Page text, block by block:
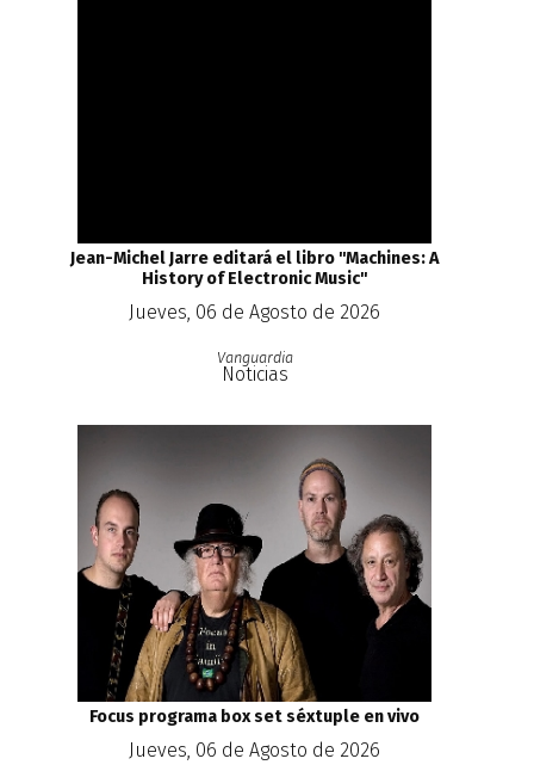
Jean-Michel Jarre editará el libro ''Machines: A
History of Electronic Music''
Jueves, 06 de Agosto de 2026
Vanguardia
Noticias
Focus programa box set séxtuple en vivo
Jueves, 06 de Agosto de 2026